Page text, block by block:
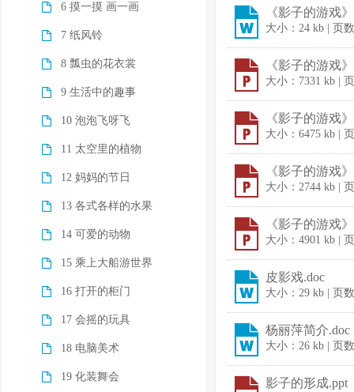
6 摸一摸 画一画
7 纸风铃
8 瓢虫的花衣裳
9 生活中的趣事
10 泡泡飞呀飞
11 太空里的植物
12 妈妈的节日
13 各式各样的水果
14 可爱的动物
15 乘上大船游世界
16 打开的柜门
17 会摇的玩具
18 电脑美术
19 化装舞会
《影子的游戏
大小：24 kb | 页
《影子的游戏
大小：7331 kb |
《影子的游戏
大小：6475 kb |
《影子的游戏
大小：2744 kb |
《影子的游戏
大小：4901 kb |
皮影戏.doc
大小：29 kb | 页
杨丽萍简介.doc
大小：26 kb | 页
影子的形成.ppt